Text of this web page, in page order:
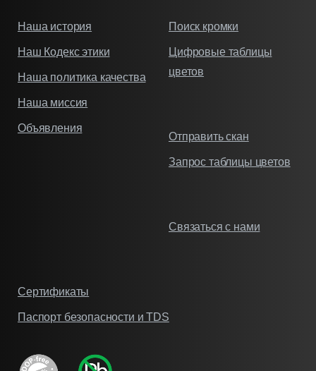
Наша история
Наш Кодекс этики
Наша политика качества
Наша миссия
Объявления
Поиск кромки
Цифровые таблицы
цветов
Отправить скан
Запрос таблицы цветов
Связаться с нами
Сертификаты
Паспорт безопасности и TDS